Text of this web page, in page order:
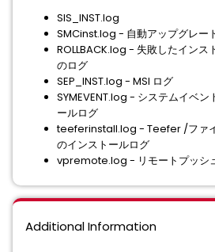
SIS_INST.log
SMCinst.log - 自動アップグレー
ROLLBACK.log - 失敗したインス
のログ
SEP_INST.log - MSI ログ
SYMEVENT.log - システムイベン
ールログ
teeferinstall.log - Teefer /ファ
のインストールログ
vpremote.log - リモートプッシ
Additional Information